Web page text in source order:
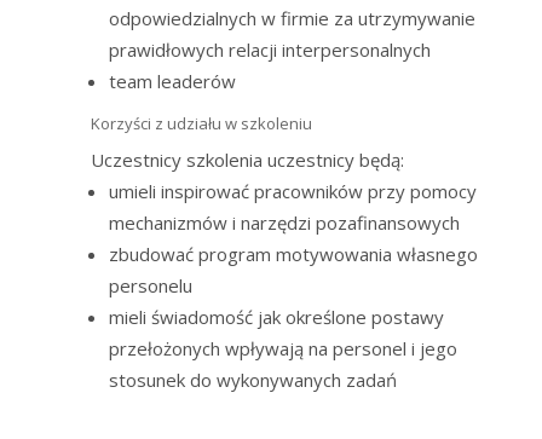
odpowiedzialnych w firmie za utrzymywanie
prawidłowych relacji interpersonalnych
team leaderów
Korzyści z udziału w szkoleniu
Uczestnicy szkolenia uczestnicy będą:
umieli inspirować pracowników przy pomocy
mechanizmów i narzędzi pozafinansowych
zbudować program motywowania własnego
personelu
mieli świadomość jak określone postawy
przełożonych wpływają na personel i jego
stosunek do wykonywanych zadań